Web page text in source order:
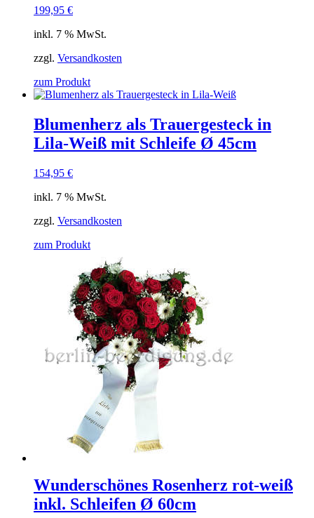
199,95 €
inkl. 7 % MwSt.
zzgl. Versandkosten
zum Produkt
Blumenherz als Trauergesteck in
Lila-Weiß mit Schleife Ø 45cm
154,95 €
inkl. 7 % MwSt.
zzgl. Versandkosten
zum Produkt
Wunderschönes Rosenherz rot-weiß
inkl. Schleifen Ø 60cm